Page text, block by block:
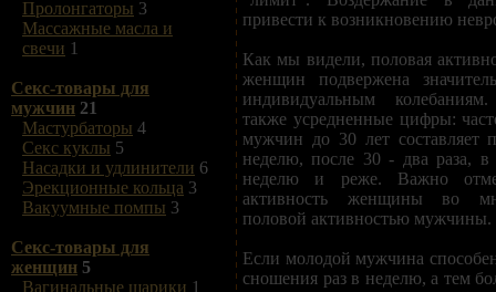
Пролонгаторы 3
Массажные масла и
свечи 1
Секс-товары для
мужчин 21
Мастурбаторы 4
Секс куклы 5
Насадки и удлинители 6
Эрекционные кольца 3
Вакуумные помпы 3
Секс-товары для
женщин 5
Вагинальные шарики 1
привести к возникновению
Как мы видели, половая
женщин подвержена
индивидуальным
также усредненные цифры:
мужчин до 30 лет составляет
неделю, после 30 - два раза,
неделю и реже. Важно
активность женщины во
половой активностью мужчины.
Если молодой мужчина
сношения раз в неделю, а тем